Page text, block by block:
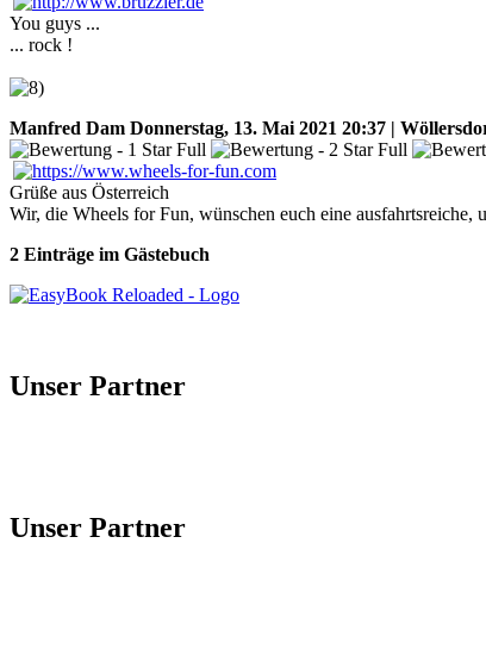
You guys ...
... rock !
Manfred Dam Donnerstag, 13. Mai 2021 20:37 |
Grüße aus Österreich
Wir, die Wheels for Fun, wünschen euch eine
2 Einträge im Gästebuch
Unser Partner
Unser Partner